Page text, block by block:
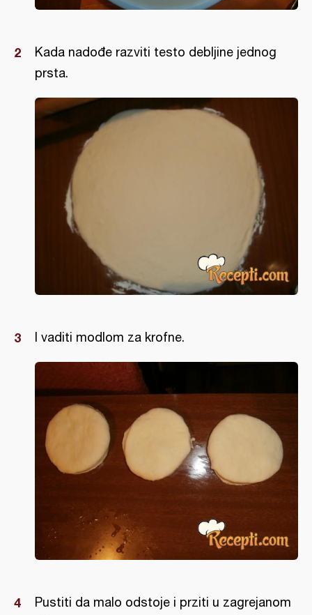
Kada nadođe razviti testo debljine jednog
prsta.
I vaditi modlom za krofne.
Pustiti da malo odstoje i prziti u zagrejanom